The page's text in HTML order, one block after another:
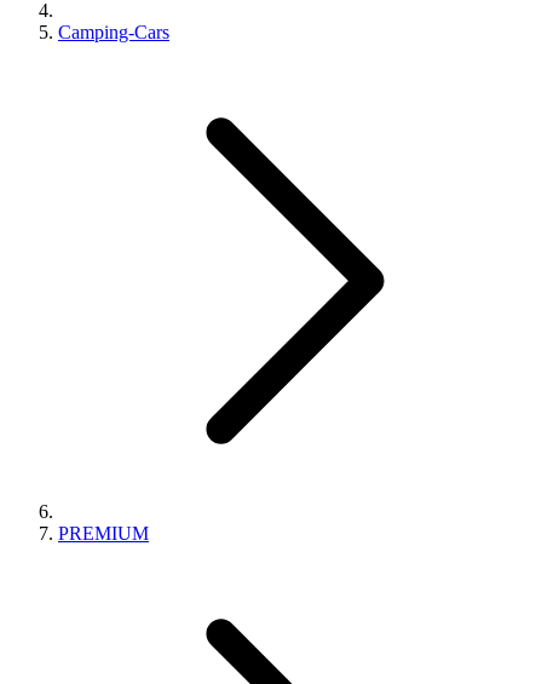
Camping-Cars
PREMIUM